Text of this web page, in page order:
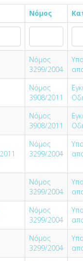
Νόμος
Νόμος
3299/2004
Νόμος
3908/2011
Νόμος
3908/2011
Νόμος
3299/2004
Νόμος
3299/2004
Νόμος
3299/2004
Νόμος
3299/2004